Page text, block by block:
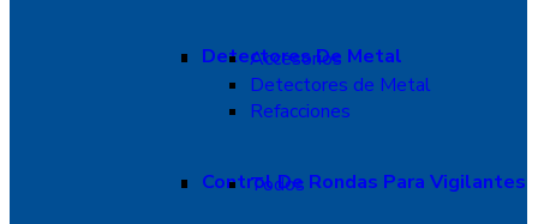
Detectores De Metal
Accesorios
Detectores de Metal
Refacciones
Control De Rondas Para Vigilantes
Todos